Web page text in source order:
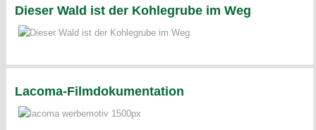
Dieser Wald ist der Kohlegrube im Weg
Lacoma-Filmdokumentation